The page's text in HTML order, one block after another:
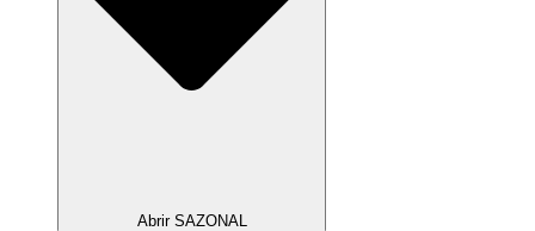
Abrir SAZONAL